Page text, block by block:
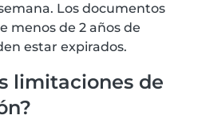
Los documentos
menos de 2 años de
estar expirados.
limitaciones de